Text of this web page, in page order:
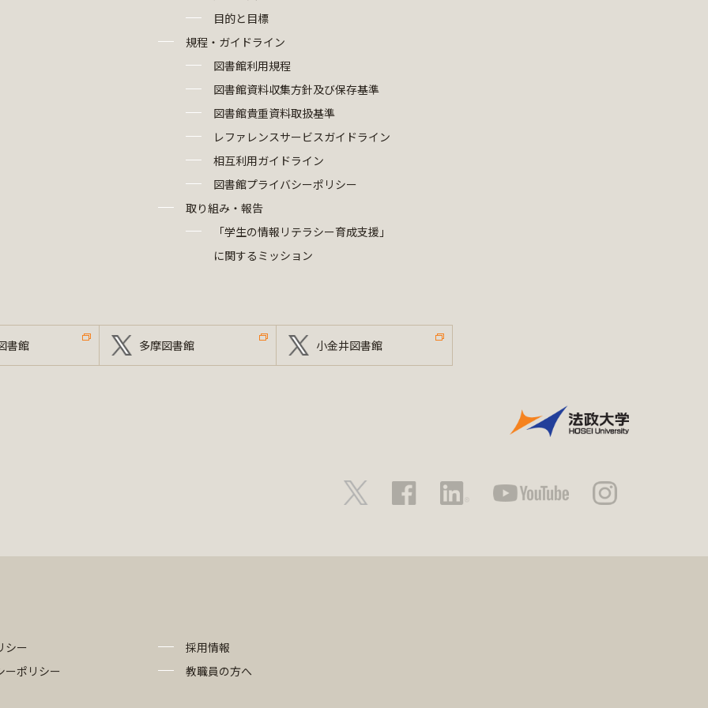
目的と目標
規程・ガイドライン
図書館利用規程
図書館資料収集方針及び保存基準
図書館貴重資料取扱基準
レファレンスサービスガイドライン
相互利用ガイドライン
図書館プライバシーポリシー
取り組み・報告
「学生の情報リテラシー育成支援」
に関するミッション
書館 多摩図書館 小金井図書館
シー
ーポリシー
採用情報
教職員の方へ